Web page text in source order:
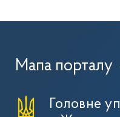
Мапа порталу
Головне